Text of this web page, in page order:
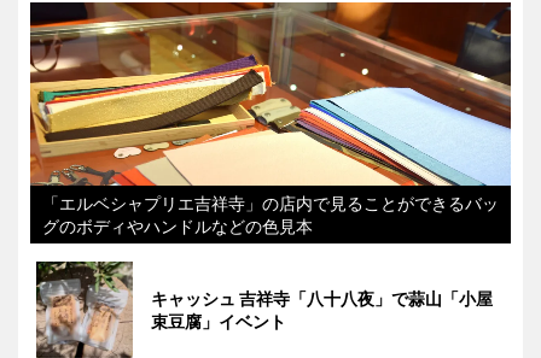
「エルベシャプリエ吉祥寺」の店内で見ることができるバッ
グのボディやハンドルなどの色見本
キャッシュ 吉祥寺「八十八夜」で蒜山「小屋
束豆腐」イベント